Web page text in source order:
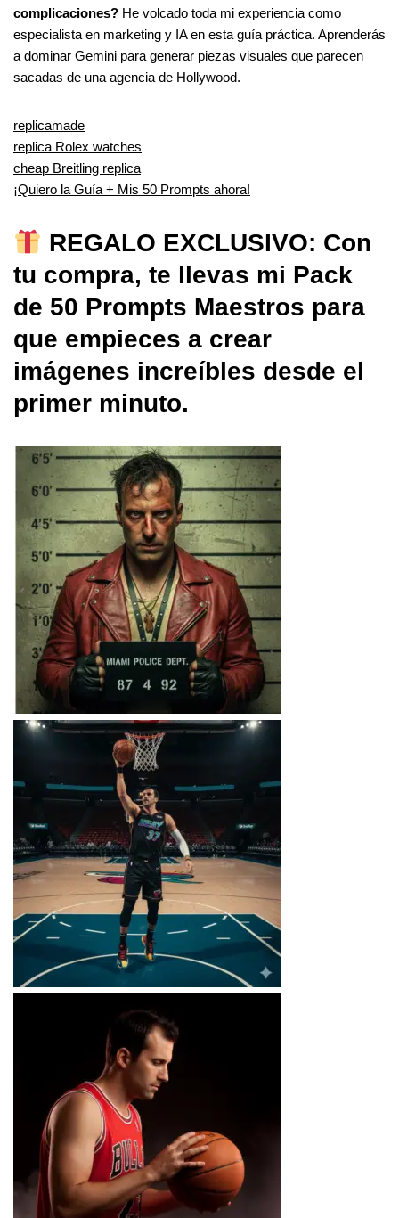
complicaciones? He volcado toda mi experiencia como
especialista en marketing y IA en esta guía práctica. Aprenderás
a dominar Gemini para generar piezas visuales que parecen
sacadas de una agencia de Hollywood.
replicamade
replica Rolex watches
cheap Breitling replica
¡Quiero la Guía + Mis 50 Prompts ahora!
REGALO EXCLUSIVO: Con
tu compra, te llevas mi Pack
de 50 Prompts Maestros para
que empieces a crear
imágenes increíbles desde el
primer minuto.